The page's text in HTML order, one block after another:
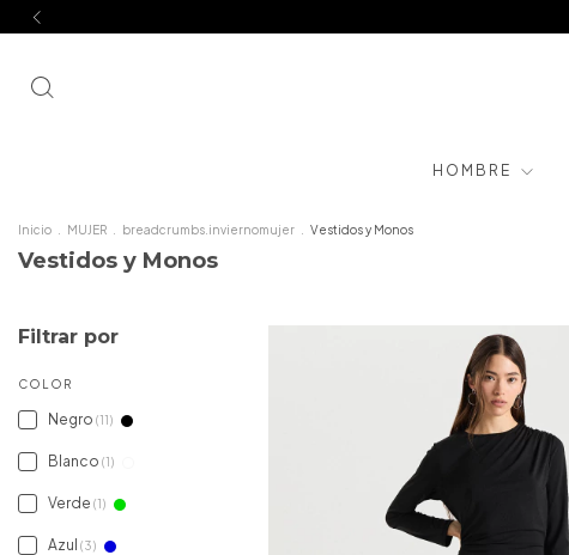
HOMBRE
Inicio MUJER breadcrumbs.inviernomujer Vestidos y Monos
Vestidos y Monos
Filtrar por
COLOR
Negro (11)
Blanco (1)
Verde (1)
Azul (3)